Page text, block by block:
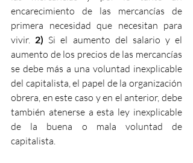
encarecimiento de las mercancías de
primera necesidad que necesitan para
vivir. 2) Si el aumento del salario y el
aumento de los precios de las mercancías
se debe más a una voluntad inexplicable
del capitalista, el papel de la organización
obrera, en este caso y en el anterior, debe
también atenerse a esta ley inexplicable
de la buena o mala voluntad de
capitalista.